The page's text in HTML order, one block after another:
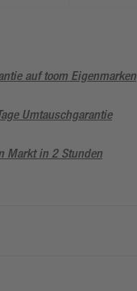
auf toom Eigenmarken
Umtauschgarantie
Markt in 2 Stunden